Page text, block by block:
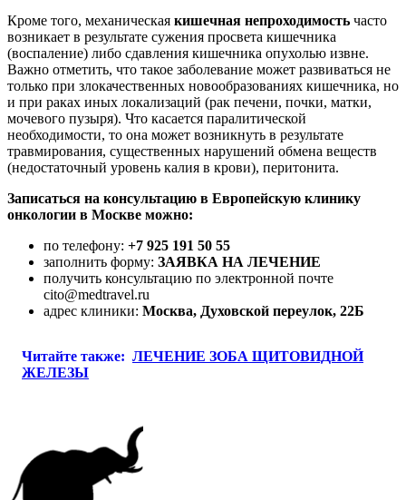
Кроме того, механическая кишечная непроходимость часто
возникает в результате сужения просвета кишечника
(воспаление) либо сдавления кишечника опухолью извне.
Важно отметить, что такое заболевание может развиваться не
только при злокачественных новообразованиях кишечника, но
и при раках иных локализаций (рак печени, почки, матки,
мочевого пузыря). Что касается паралитической
необходимости, то она может возникнуть в результате
травмирования, существенных нарушений обмена веществ
(недостаточный уровень калия в крови), перитонита.
Записаться на консультацию в Европейскую клинику
онкологии в Москве можно:
по телефону: +7 925 191 50 55
заполнить форму: ЗАЯВКА НА ЛЕЧЕНИЕ
получить консультацию по электронной почте
cito@medtravel.ru
адрес клиники: Москва, Духовской переулок, 22Б
Читайте также: ЛЕЧЕНИЕ ЗОБА ЩИТОВИДНОЙ
ЖЕЛЕЗЫ